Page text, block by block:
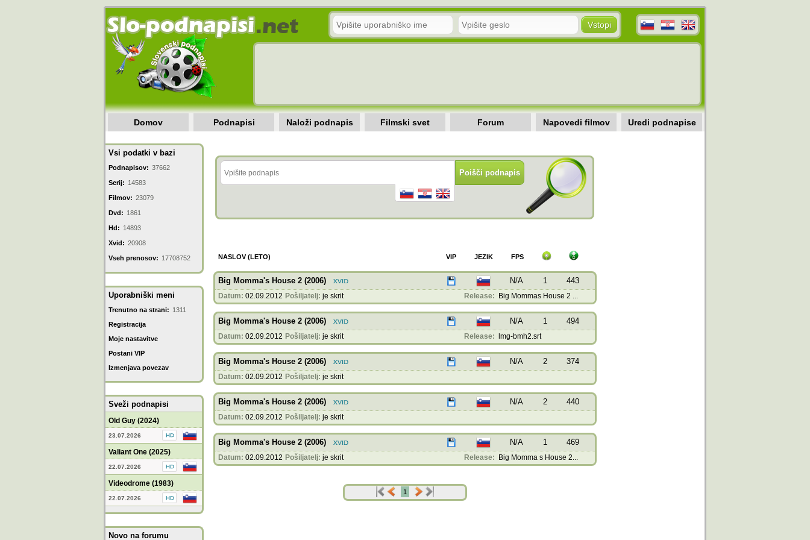
Domov Podnapisi Naloži podnapis Filmski svet Forum Napovedi filmov Uredi podnapise
Vsi podatki v bazi
Podnapisov: 37662
Serij: 14583
Filmov: 23079
Dvd: 1861
Hd: 14893
Xvid: 20908
Vseh prenosov: 17708752
Uporabniški meni
Trenutno na strani: 1311
Registracija
Moje nastavitve
Postani VIP
Izmenjava povezav
Sveži podnapisi
Old Guy (2024)
23.07.2026
Valiant One (2025)
22.07.2026
Videodrome (1983)
22.07.2026
Novo na forumu
NASLOV (LETO) FPS
JEZIK
VIP
Big Momma's House 2 (2006) N/A 1 443
Datum: 02.09.2012 Pošiljatelj: je skrit Release: Big Mommas House 2 ...
Big Momma's House 2 (2006) N/A 1 494
Datum: 02.09.2012 Pošiljatelj: je skrit Release: lmg-bmh2.srt
Big Momma's House 2 (2006) N/A 2 374
Datum: 02.09.2012 Pošiljatelj: je skrit
Big Momma's House 2 (2006) N/A 2 440
Datum: 02.09.2012 Pošiljatelj: je skrit
Big Momma's House 2 (2006) N/A 1 469
Datum: 02.09.2012 Pošiljatelj: je skrit Release: Big Momma s House 2...
1